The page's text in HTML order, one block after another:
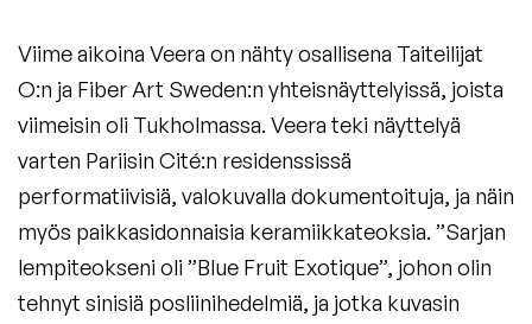
Viime aikoina Veera on nähty osallisena Taiteilijat
O:n ja Fiber Art Sweden:n yhteisnäyttelyissä, joista
viimeisin oli Tukholmassa. Veera teki näyttelyä
varten Pariisin Cité:n residenssissä
performatiivisiä, valokuvalla dokumentoituja, ja näin
myös paikkasidonnaisia keramiikkateoksia. ”Sarjan
lempiteokseni oli ”Blue Fruit Exotique”, johon olin
tehnyt sinisiä posliinihedelmiä, ja jotka kuvasin